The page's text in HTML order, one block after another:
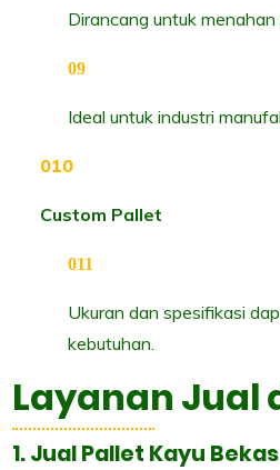
Dirancang untuk menahan
Ideal untuk industri
Custom Pallet
Ukuran dan spesifikasi
kebutuhan.
Layanan Jual
1. Jual Pallet Kayu Bekas